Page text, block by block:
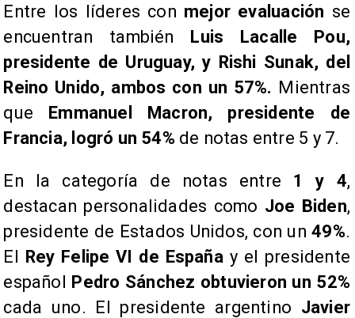
​Entre los líderes con mejor evaluación se
encuentran también Luis Lacalle Pou,
presidente de Uruguay, y Rishi Sunak, del
Reino Unido, ambos con un 57%. Mientras
que Emmanuel Macron, presidente de
Francia, logró un 54% de notas entre 5 y 7.
​En la categoría de notas entre 1 y 4,
destacan personalidades como Joe Biden,
presidente de Estados Unidos, con un49%.
El Rey Felipe VI de España y el presidente
español Pedro Sánchez obtuvieron un 52%
cada uno. El presidente argentino Javier